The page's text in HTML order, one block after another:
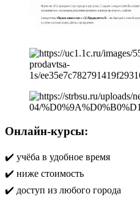
Онлайн-курсы:
✔️ учёба в удобное время
✔️ ниже стоимость
✔️ доступ из любого города